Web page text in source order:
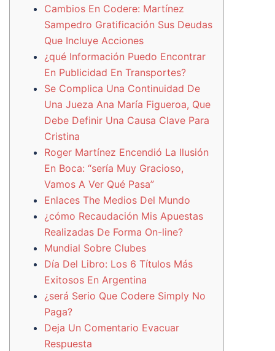
Cambios En Codere: Martínez
Sampedro Gratificación Sus Deudas
Que Incluye Acciones
¿qué Información Puedo Encontrar
En Publicidad En Transportes?
Se Complica Una Continuidad De
Una Jueza Ana María Figueroa, Que
Debe Definir Una Causa Clave Para
Cristina
Roger Martínez Encendió La Ilusión
En Boca: “sería Muy Gracioso,
Vamos A Ver Qué Pasa”
Enlaces The Medios Del Mundo
¿cómo Recaudación Mis Apuestas
Realizadas De Forma On-line?
Mundial Sobre Clubes
Día Del Libro: Los 6 Títulos Más
Exitosos En Argentina
¿será Serio Que Codere Simply No
Paga?
Deja Un Comentario Evacuar
Respuesta